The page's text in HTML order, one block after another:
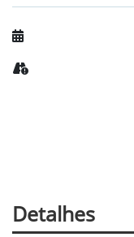
Detalhes